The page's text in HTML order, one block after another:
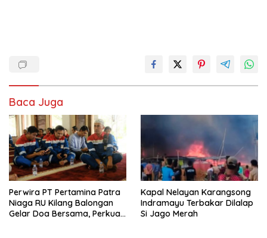
Baca Juga
Perwira PT Pertamina Patra
Niaga RU Kilang Balongan
Gelar Doa Bersama, Perkuat
Kapal Nelayan Karangsong
Indramayu Terbakar Dilalap
Si Jago Merah